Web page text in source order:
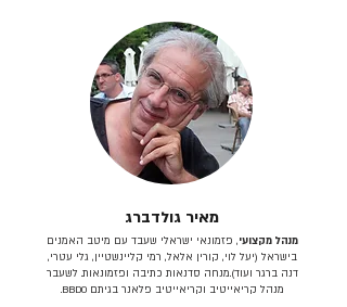
מאיר גולדברג
מנהל מקצועי, פזמונאי ישראלי שעבד עם מיטב האמנים
בישראל (יעל לוי, קורין אלאל, רמי קליינשטיין, גלי עטרי,
דנה ברגר ועוד).מנחה סדנאות כתיבה ופזמונאות. לשעבר
מנהל קריאייטיב וקריאייטיב פלאנר בגיתם BBDO.